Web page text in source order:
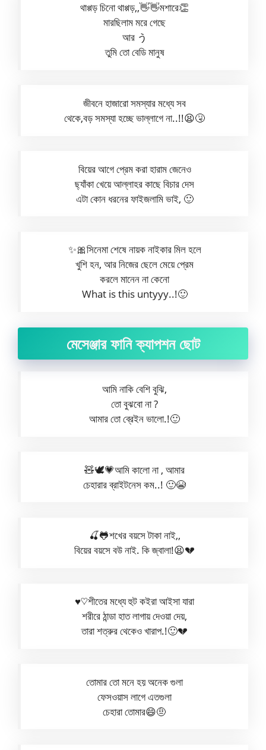
থাপ্পড় চিনো থাপ্পড়,,👋👋মশারে👏
মারছিলাম মরে গেছে
আর う
তুমি তো বেডি মানুষ
জীবনে হাজারো সমস্যার মধ্যে সব
থেকে,বড় সমস্যা হচ্ছে ভাল্লাগে না..!!😫🤧
বিয়ের আগে প্রেম করা হারাম জেনেও
ছ্যাঁকা খেয়ে আল্লাহর কাছে বিচার দেস
এটা কোন ধরনের ফাইজলামি ভাই, 🙂
✨🎀সিনেমা শেষে নায়ক নাইকার মিল হলে
খুশি হন, আর নিজের ছেলে মেয়ে প্রেম
করলে মানেন না কেনো
What is this untyyy..!🙂
মেসেঞ্জার ফানি ক্যাপশন ছোট
আমি নাকি বেশি বুঝি,
তো বুঝবো না ?
আমার তো ব্রেইন ভালো.!🙂
🧸🕊️💗আমি কালো না , আমার
চেহারার ব্রাইটনেস কম..! 🙂😭
🍒🐸শখের বয়সে টাকা নাই,,
বিয়ের বয়সে বউ নাই. কি জ্বালা!😫💔
♥︎♡︎শীতের মধ্যে হুট কইরা আইসা যারা
শরীরে ঠান্ডা হাত লাগায় দেওয়া দেয়,
তারা শত্রুর থেকেও খারাপ.!🙂💔
তোমার তো মনে হয় অনেক গুলা
ফেসওয়াস লাগে এতগুলা
চেহারা তোমার😄🤨